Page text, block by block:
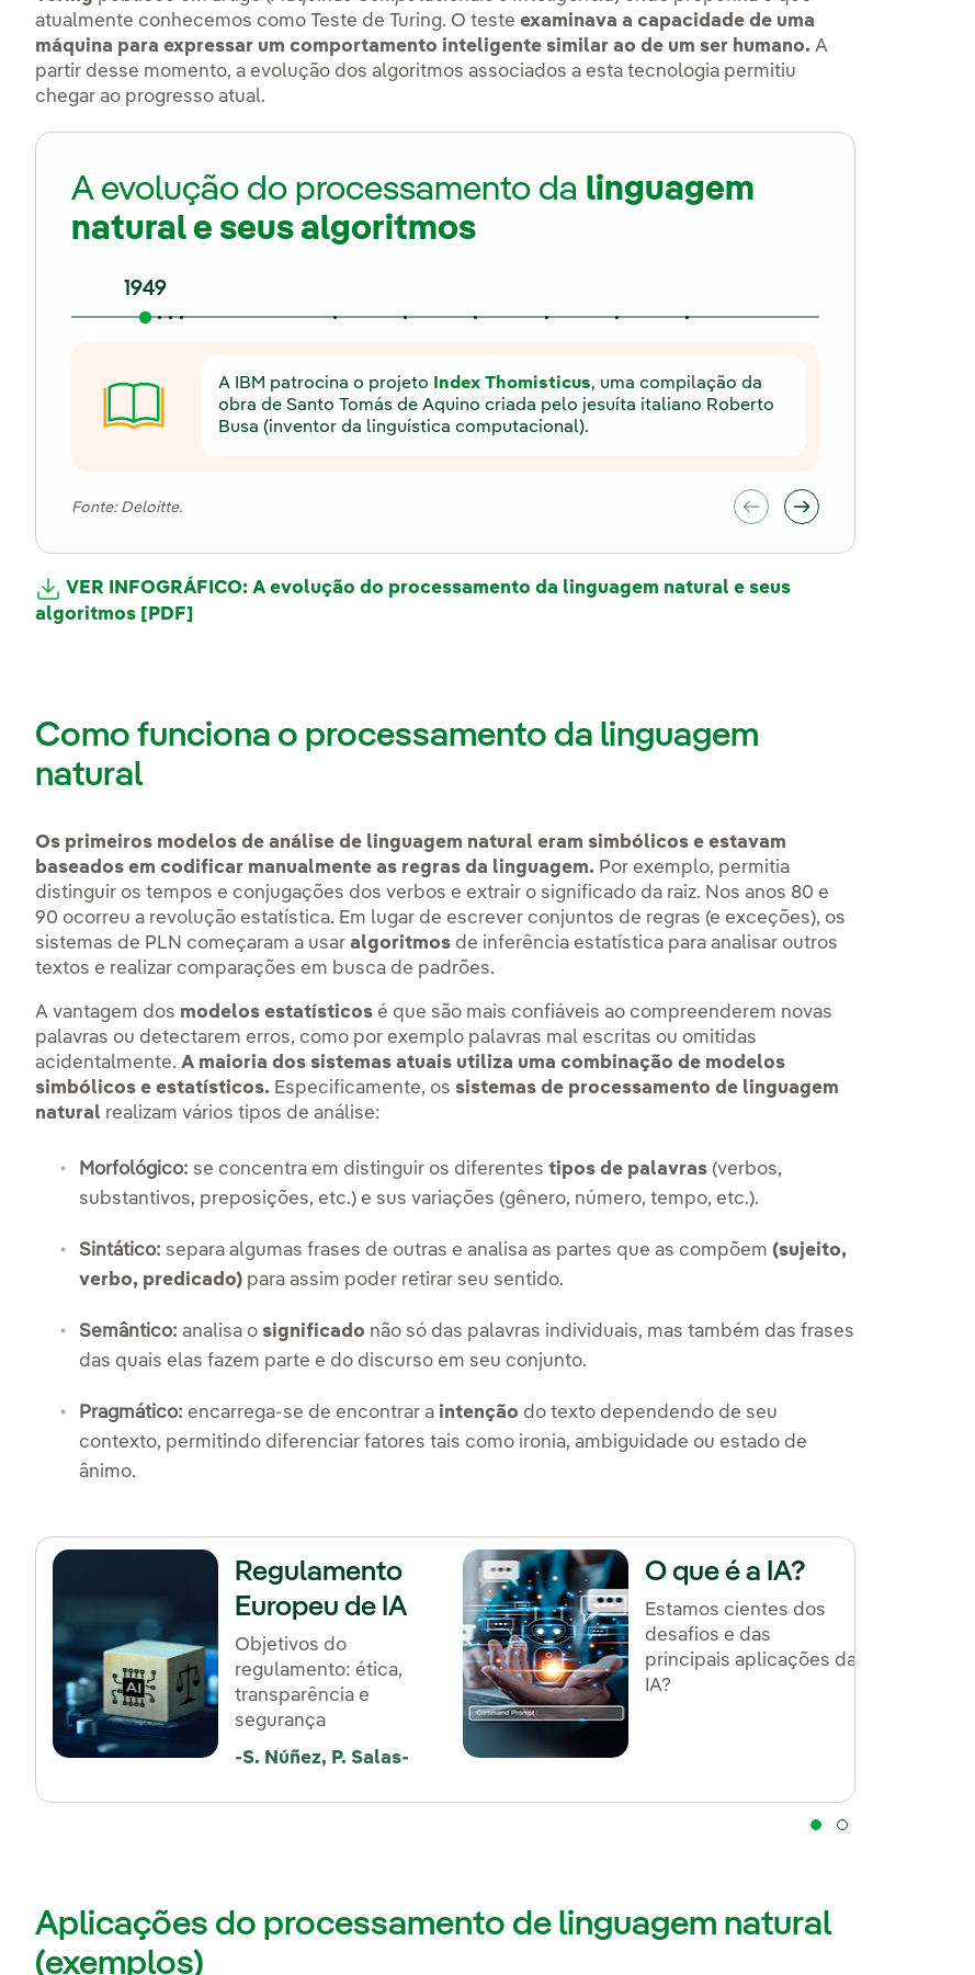
atualmente conhecemos como Teste de Turing. O testeexaminava a capacidade de uma
máquina para expressar um comportamento inteligente similar ao de um ser humano. A
partir desse momento, a evolução dos algoritmos associados a esta tecnologia permitiu
chegar ao progresso atual.
A evolução do processamento da linguagem
natural e seus algoritmos
1949
A IBM patrocina o projeto Index Thomisticus, uma compilação da
obra de Santo Tomás de Aquino criada pelo jesuíta italiano Roberto
Busa (inventor da linguística computacional).
Fonte: Deloitte.
VER INFOGRÁFICO: A evolução do processamento da linguagem natural e seus
algoritmos [PDF]
Como funciona o processamento da linguagem
natural
Os primeiros modelos de análise de linguagem natural eram simbólicos e estavam
baseados em codificar manualmente as regras da linguagem. Por exemplo, permitia
distinguir os tempos e conjugações dos verbos e extrair o significado da raiz. Nos anos 80 e
90 ocorreu a revolução estatística. Em lugar de escrever conjuntos de regras (e exceções), os
sistemas de PLN começaram a usaralgoritmos de inferência estatística para analisar outros
textos e realizar comparações em busca de padrões.
A vantagem dos modelos estatísticos é que são mais confiáveis ao compreenderem novas
palavras ou detectarem erros, como por exemplo palavras mal escritas ou omitidas
acidentalmente.A maioria dos sistemas atuais utiliza uma combinação de modelos
simbólicos e estatísticos. Especificamente, os sistemas de processamento de linguagem
natural realizam vários tipos de análise:
Morfológico: se concentra em distinguir os diferentestipos de palavras (verbos,
substantivos, preposições, etc.) e sus variações (gênero, número, tempo, etc.).
Sintático: separa algumas frases de outras e analisa as partes que as compõem (sujeito,
verbo, predicado) para assim poder retirar seu sentido.
Semântico: analisa o significado não só das palavras individuais, mas também das frases
das quais elas fazem parte e do discurso em seu conjunto.
Pragmático: encarrega-se de encontrar a intenção do texto dependendo de seu
contexto, permitindo diferenciar fatores tais como ironia, ambiguidade ou estado de
ânimo.
Regulamento
Europeu de IA
Objetivos do
regulamento: ética,
transparência e
segurança
-S. Núñez, P. Salas-
O que é a IA?
Estamos cientes dos
desafios e das
principais aplicações da
IA?
Aplicações do processamento de linguagem natural
(exemplos)